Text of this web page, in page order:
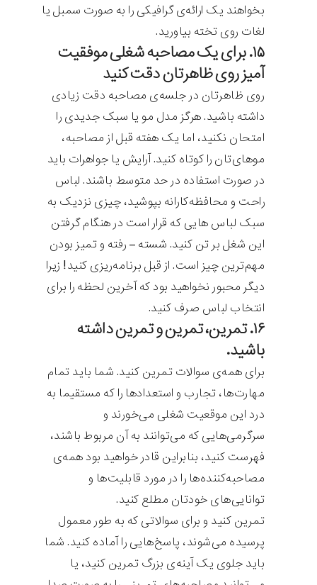
بخواهند یک ارائه‌ی گرافیکی را به صورت سمبل یا
لغات روی تخته بیاورید.
۱۵. برای یک مصاحبه شغلی موفقیت
آمیز روی ظاهرتان دقت کنید
روی ظاهرتان در جلسه‌ی مصاحبه دقت زیادی
داشته باشید. هرگز مدل مو یا سبک جدیدی را
امتحان نکنید، اما یک هفته قبل از مصاحبه،
موهای‌تان را کوتاه کنید. آرایش یا جواهرات باید
در صورت استفاده در حد متوسط ​​باشند. لباس
راحت و محافظه‌کارانه بپوشید، چیزی نزدیک به
سبک لباس هایی که قرار است در هنگام گرفتن
این شغل بر تن کنید. شسته – رفته و تمیز بودن
مهم‌ترین چیز است. از قبل برنامه‌ریزی کنید!‌ زیرا
دیگر محبور نخواهید بود که آخرین لحظه را برای
انتخاب لباس صرف کنید.
۱۶. تمرین، تمرین و تمرین داشته
باشید.
برای همه‌ی سوالات تمرین کنید. شما باید تمام
مهارت‌ها، تجارب و استعدادها را که مستقیما به
درد این موقعیت شغلی می‌خورند و
سرگرمی‌هایی که می‌توانند به آن مربوط باشند،
فهرست کنید، بنابراین قادر خواهید بود همه‌ی
مصاحبه‌کننده‌ها را در مورد قابلیت‌ها و
توانایی‌های خودتان مطلع کنید.
تمرین کنید و برای سوالاتی که به طور معمول
پرسیده می‌شوند، پاسخ‌هایی را آماده کنید. شما
باید جلوی یک آینه‌ی بزرگ تمرین کنید، یا